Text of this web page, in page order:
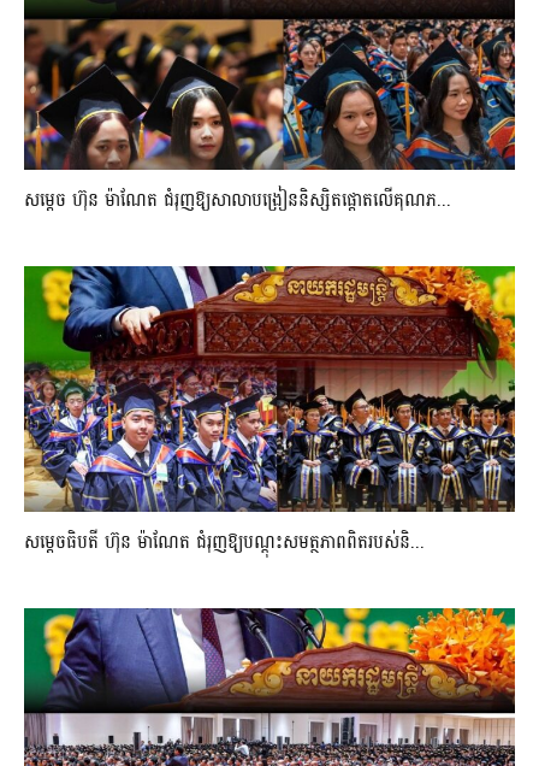
សម្តេច ហ៊ុន ម៉ាណែត ជំរុញឱ្យសាលាបង្រៀននិស្សិតផ្តោតលើគុណភ...
សម្តេចធិបតី ហ៊ុន ម៉ាណែត ជំរុញឱ្យបណ្តុះសមត្ថភាពពិតរបស់និ...